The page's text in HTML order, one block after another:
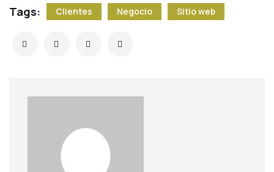
Tags: Clientes Negocio Sitio web